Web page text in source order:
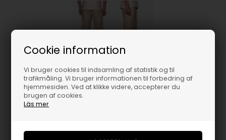
Cookie information
Vi bruger cookies til indsamling af statistik og til
trafikmåling. Vi bruger informationen til forbedring af
hjemmesiden. Ved at klikke videre, accepterer du
brugen af cookies.
Läs mer
GRUNT ALLAN LINEN PANTS - SAND
349,95
Vælg størrelse